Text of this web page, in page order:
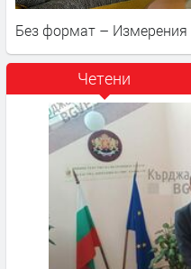
Без формат – Измерения
Четени